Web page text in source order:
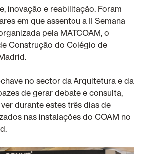
inovação e reabilitação. Foram
em que assentou a II Semana
pela MATCOAM, o
Construção do Colégio de
no sector da Arquitetura e da
de gerar debate e consulta,
durante estes três dias de
nas instalações do COAM no